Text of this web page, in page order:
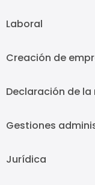
Laboral
Creación de
Declaración de la
Gestiones
Jurídica